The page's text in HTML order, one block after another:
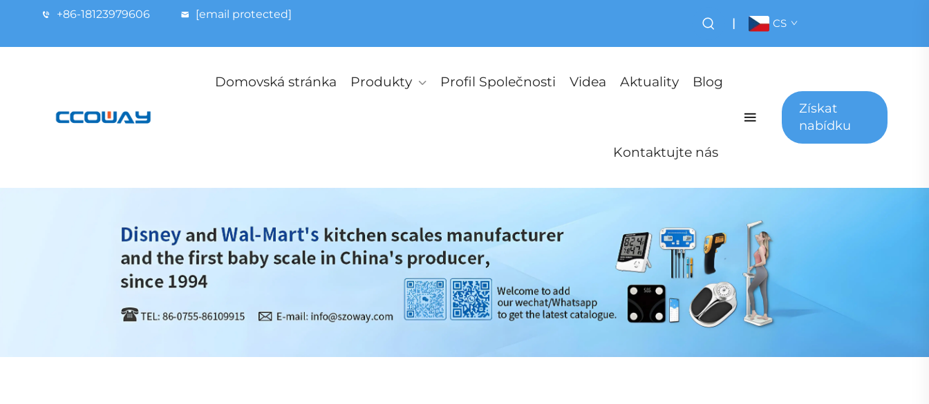
+86-18123979606 [email protected]
| CS
Domovská stránka Produkty Profil Společnosti Videa Aktuality Blog
Kontaktujte nás
Získat
nabídku